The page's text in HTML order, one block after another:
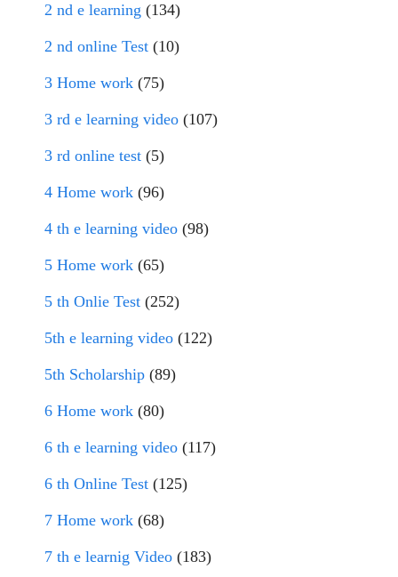
2 nd e learning (134)
2 nd online Test (10)
3 Home work (75)
3 rd e learning video (107)
3 rd online test (5)
4 Home work (96)
4 th e learning video (98)
5 Home work (65)
5 th Onlie Test (252)
5th e learning video (122)
5th Scholarship (89)
6 Home work (80)
6 th e learning video (117)
6 th Online Test (125)
7 Home work (68)
7 th e learnig Video (183)